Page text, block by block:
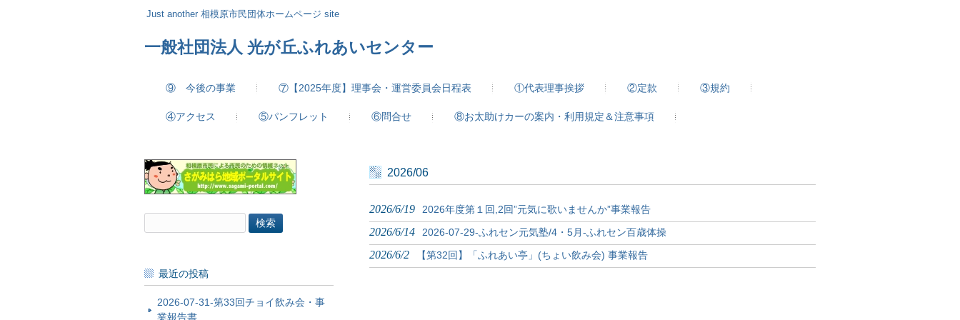
Just another 相模原市民団体ホームページ site
一般社団法人 光が丘ふれあいセンター
⑨ 今後の事業 ⑦【2025年度】理事会・運営委員会日程表 ①代表理事挨拶 ②定款 ③規約
④アクセス ⑤パンフレット ⑥問合せ ⑧お太助けカーの案内・利用規定＆注意事項
2026/06
2026/6/19 2026年度第１回,2回”元気に歌いませんか”事業報告
2026/6/14 2026-07-29-ふれセン元気塾/4・5月-ふれセン百歳体操
2026/6/2 【第32回】「ふれあい亭」(ちょい飲み会) 事業報告
索:
最近の投稿
2026-07-31-第33回チョイ飲み会・事
業報告書